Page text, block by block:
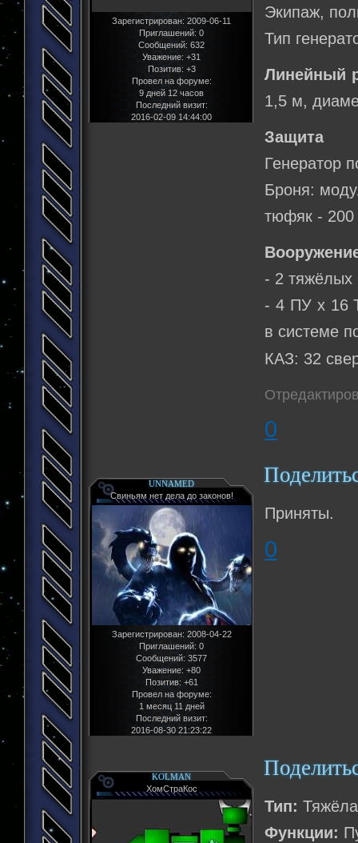
Зарегистрирован: 2009-06-11
Приглашений: 0
Сообщений: 632
Уважение: +31
Позитив: +3
Провел на форуме:
9 дней 12 часов
Последний визит:
2016-02-09 14:44:00
Экипаж,
Тип
Линейный
1,5 м,
Защита
Генератор
Броня:
тюфяк - 200
- 2 тяжёлых
- 4 ПУ х 16
в системе
КАЗ: 32
0
UNNAMED
Свиньям нет дела до законов!
Зарегистрирован: 2008-04-22
Приглашений: 0
Сообщений: 3577
Уважение: +80
Позитив: +61
Провел на форуме:
1 месяц 11 дней
Последний визит:
2016-08-30 21:23:22
Приняты.
0
KOLMAN
ХомСтраКос
Тип:
Функции: